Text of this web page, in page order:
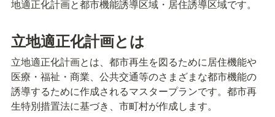
地適正化計画と都市機能誘導区域・居住誘導区域です。
立地適正化計画とは
立地適正化計画とは、都市再生を図るために居住機能や
医療・福祉・商業、公共交通等のさまざまな都市機能の
誘導するために作成されるマスタープランです。都市再
生特別措置法に基づき、市町村が作成します。